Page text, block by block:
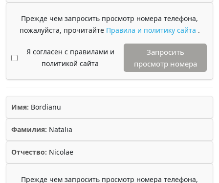
Прежде чем запросить просмотр номера телефона,
пожалуйста, прочитайте Правила и политику сайта .
Я согласен с правилами и
политикой сайта
Запросить
просмотр номера
Имя: Bordianu
Фамилия: Natalia
Отчество: Nicolae
Прежде чем запросить просмотр номера телефона,